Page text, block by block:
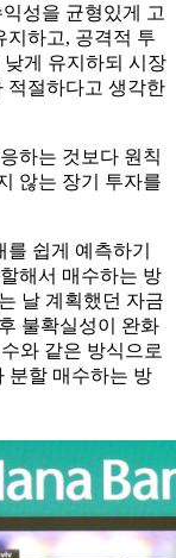
성을 균형있게 고
지하고, 공격적 투
게 유지하되 시장
적절하다고 생각한
하는 것보다 원칙
않는 장기 투자를
쉽게 예측하기
해서 매수하는 방
날 계획했던 자금
불확실성이 완화
와 같은 방식으로
분할 매수하는 방